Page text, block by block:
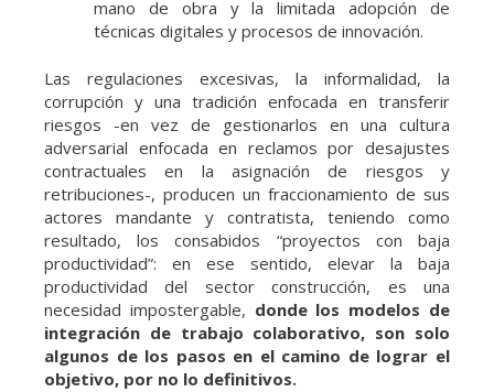
mano de obra y la limitada adopción de
técnicas digitales y procesos de innovación.
Las regulaciones excesivas, la informalidad, la
corrupción y una tradición enfocada en transferir
riesgos -en vez de gestionarlos en una cultura
adversarial enfocada en reclamos por desajustes
contractuales en la asignación de riesgos y
retribuciones-, producen un fraccionamiento de sus
actores mandante y contratista, teniendo como
resultado, los consabidos “proyectos con baja
productividad”: en ese sentido, elevar la baja
productividad del sector construcción, es una
necesidad impostergable, donde los modelos de
integración de trabajo colaborativo, son solo
algunos de los pasos en el camino de lograr el
objetivo, por no lo definitivos.